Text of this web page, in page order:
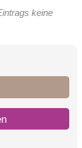
keine